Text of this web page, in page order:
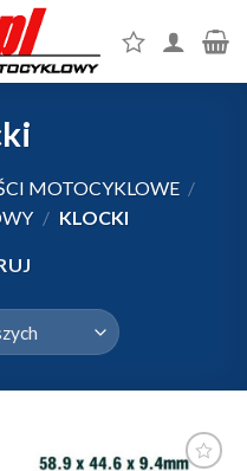
MOTOCYKLOWE /
/ KLOCKI